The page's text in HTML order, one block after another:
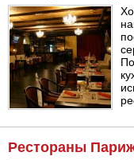
Рестораны